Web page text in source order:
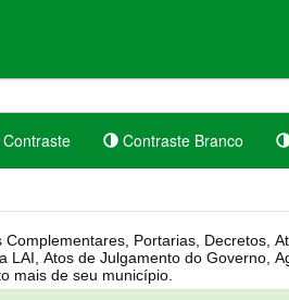
Contraste Branco
dos bens públicos e muito mais de seu município.